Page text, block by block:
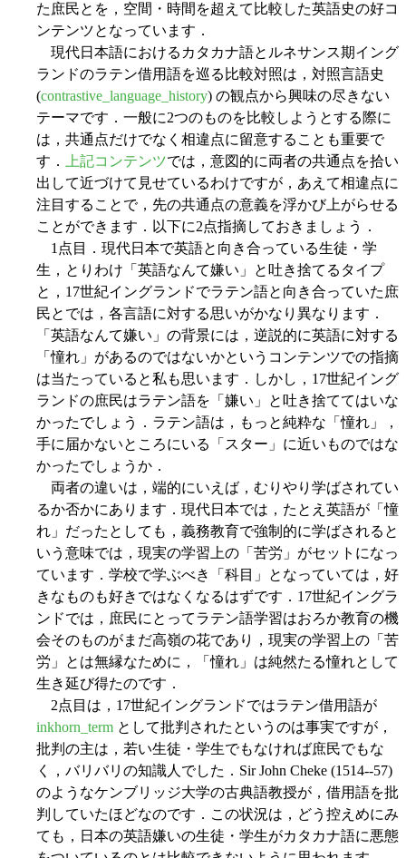
た庶民とを，空間・時間を超えて比較した英語史の好コ
ンテンツとなっています．
現代日本語におけるカタカナ語とルネサンス期イング
ランドのラテン借用語を巡る比較対照は，対照言語史
(contrastive_language_history) の観点から興味の尽きない
テーマです．一般に2つのものを比較しようとする際に
は，共通点だけでなく相違点に留意することも重要で
す． 上記コンテンツでは，意図的に両者の共通点を拾い
出して近づけて見せているわけですが，あえて相違点に
注目することで，先の共通点の意義を浮かび上がらせる
ことができます．以下に2点指摘しておきましょう．
1点目．現代日本で英語と向き合っている生徒・学
生，とりわけ「英語なんて嫌い」と吐き捨てるタイプ
と，17世紀イングランドでラテン語と向き合っていた庶
民とでは，各言語に対する思いがかなり異なります．
「英語なんて嫌い」の背景には，逆説的に英語に対する
「憧れ」があるのではないかというコンテンツでの指摘
は当たっていると私も思います．しかし，17世紀イング
ランドの庶民はラテン語を「嫌い」と吐き捨ててはいな
かったでしょう．ラテン語は，もっと純粋な「憧れ」，
手に届かないところにいる「スター」に近いものではな
かったでしょうか．
両者の違いは，端的にいえば，むりやり学ばされてい
るか否かにあります．現代日本では，たとえ英語が「憧
れ」だったとしても，義務教育で強制的に学ばされると
いう意味では，現実の学習上の「苦労」がセットになっ
ています．学校で学ぶべき「科目」となっていては，好
きなものも好きではなくなるはずです．17世紀イングラ
ンドでは，庶民にとってラテン語学習はおろか教育の機
会そのものがまだ高嶺の花であり，現実の学習上の「苦
労」とは無縁なために，「憧れ」は純然たる憧れとして
生き延び得たのです．
2点目は，17世紀イングランドではラテン借用語が
inkhorn_term として批判されたというのは事実ですが，
批判の主は，若い生徒・学生でもなければ庶民でもな
く，バリバリの知識人でした．Sir John Cheke (1514--57)
のようなケンブリッジ大学の古典語教授が，借用語を批
判していたほどなのです．この状況は，どう控えめにみ
ても，日本の英語嫌いの生徒・学生がカタカナ語に悪態